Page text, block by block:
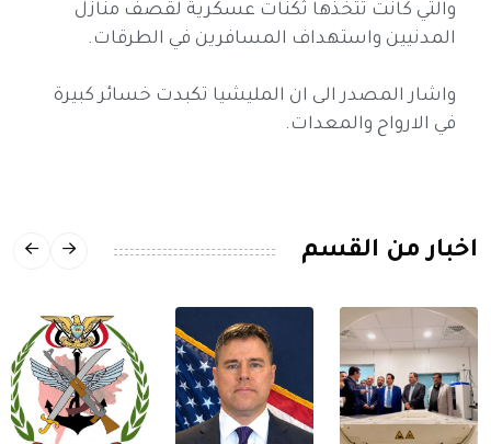
والتي كانت تتخذها ثكنات عسكرية لقصف منازل
المدنيين واستهداف المسافرين في الطرقات.
واشار المصدر الى ان المليشيا تكبدت خسائر كبيرة
في الارواح والمعدات.
اخبار من القسم